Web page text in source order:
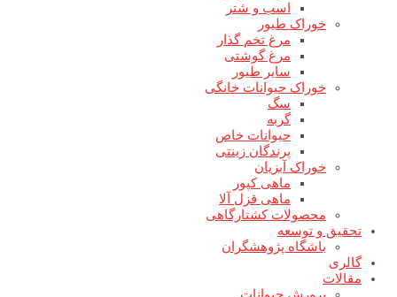
اسب و شتر
خوراک طیور
مرغ تخم گذار
مرغ گوشتی
سایر طیور
خوراک حیوانات خانگی
سگ
گربه
حیوانات خاص
پرندگان زینتی
خوراک آبزیان
ماهی کپور
ماهی قزل آلا
محصولات کشتارگاهی
تحقیق و توسعه
باشگاه پژوهشگران
گالری
مقالات